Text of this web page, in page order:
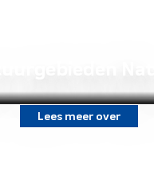
Lees meer over